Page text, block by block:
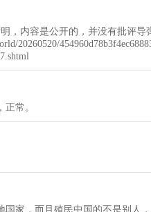
，内容是公开的，并没有批评
20260520/
常。
国家，而且殖民中国的不是别人